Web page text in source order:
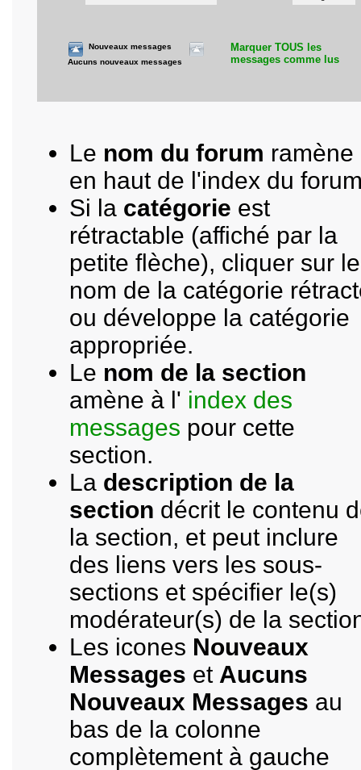
Nouveaux messages
Aucuns nouveaux messages
Marquer TOUS les
messages comme lus
Le nom du forum ramène
en haut de l'index du
Si la catégorie est
rétractable (affiché par la
petite flèche), cliquer sur le
nom de la catégorie
ou développe la catégorie
appropriée.
Le nom de la section
amène à l' index des
messages pour cette
section.
La description de la
section décrit le contenu
la section, et peut inclure
des liens vers les sous-
sections et spécifier le(s)
modérateur(s) de la
Les icones Nouveaux
Messages et Aucuns
Nouveaux Messages au
bas de la colonne
complètement à gauche